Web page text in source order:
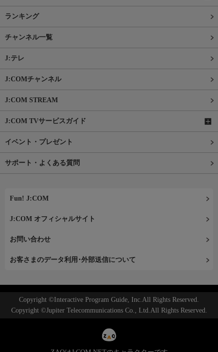
ランキング
チャンネル一覧
J:テレ
J:COMチャンネル
J:COM STREAM
J:COM TVサービスガイド
イベント・プレゼント
サポート・よくある質問
Fun! J:COM
J:COM オフィシャルサイト
お問い合わせ
お客さまのデータ利用･外部送信について
Copyright ©Interactive Program Guide, Inc.All Rights Reserved.
Copyright ©Jupiter Telecommunications Co., Ltd.All Rights Reserved.